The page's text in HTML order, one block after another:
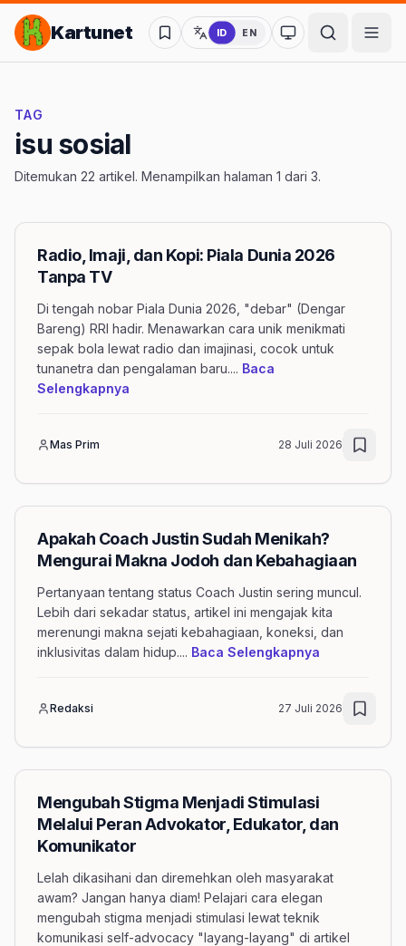
Lompat ke Konten Utama
Kartunet ID EN
Ubah ke mode
TAG
isu sosial
Ditemukan 22 artikel. Menampilkan halaman 1 dari 3.
Radio, Imaji, dan Kopi: Piala Dunia 2026
Tanpa TV
Di tengah nobar Piala Dunia 2026, "debar" (Dengar
Bareng) RRI hadir. Menawarkan cara unik menikmati
sepak bola lewat radio dan imajinasi, cocok untuk
tunanetra dan pengalaman baru.... Baca
Selengkapnya
Mas Prim 28 Juli 2026
Apakah Coach Justin Sudah Menikah?
Mengurai Makna Jodoh dan Kebahagiaan
Pertanyaan tentang status Coach Justin sering muncul.
Lebih dari sekadar status, artikel ini mengajak kita
merenungi makna sejati kebahagiaan, koneksi, dan
inklusivitas dalam hidup.... Baca Selengkapnya
Redaksi 27 Juli 2026
Mengubah Stigma Menjadi Stimulasi
Melalui Peran Advokator, Edukator, dan
Komunikator
Lelah dikasihani dan diremehkan oleh masyarakat
awam? Jangan hanya diam! Pelajari cara elegan
mengubah stigma menjadi stimulasi lewat teknik
komunikasi self-advocacy "layang-layang" di artikel